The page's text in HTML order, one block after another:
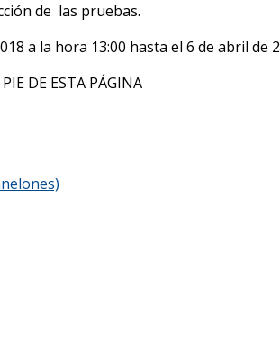
de las pruebas.
a la hora 13:00 hasta el 6 de abril de
DE ESTA PÁGINA